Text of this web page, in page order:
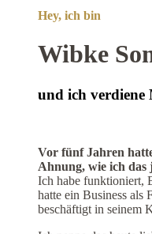
Hey, ich bin
Wibke
und ich verdiene
Vor fünf Jahren
Ahnung, wie ich das
Ich habe funktioniert,
hatte ein Business als
beschäftigt in seinem